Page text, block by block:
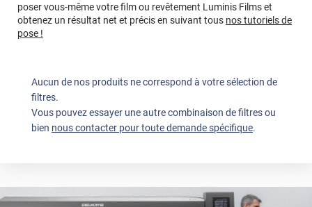
poser vous-même votre film ou revêtement Luminis Films et
obtenez un résultat net et précis en suivant tous nos tutoriels de
pose !
Aucun de nos produits ne correspond à votre sélection de
filtres.
Vous pouvez essayer une autre combinaison de filtres ou
bien nous contacter pour toute demande spécifique.